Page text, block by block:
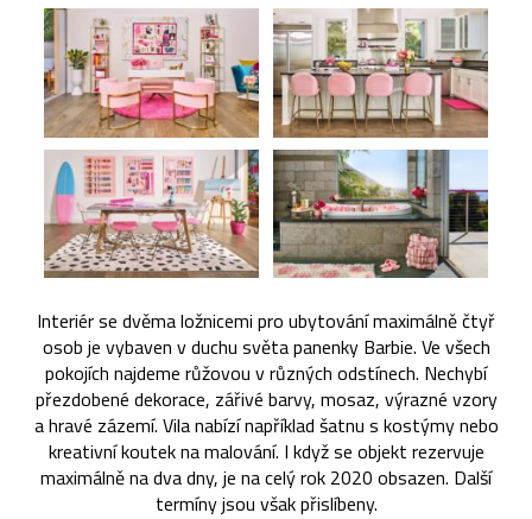
Interiér se dvěma ložnicemi pro ubytování maximálně čtyř
osob je vybaven v duchu světa panenky Barbie. Ve všech
pokojích najdeme růžovou v různých odstínech. Nechybí
přezdobené dekorace, zářivé barvy, mosaz, výrazné vzory
a hravé zázemí. Vila nabízí například šatnu s kostýmy nebo
kreativní koutek na malování. I když se objekt rezervuje
maximálně na dva dny, je na celý rok 2020 obsazen. Další
termíny jsou však přislíbeny.